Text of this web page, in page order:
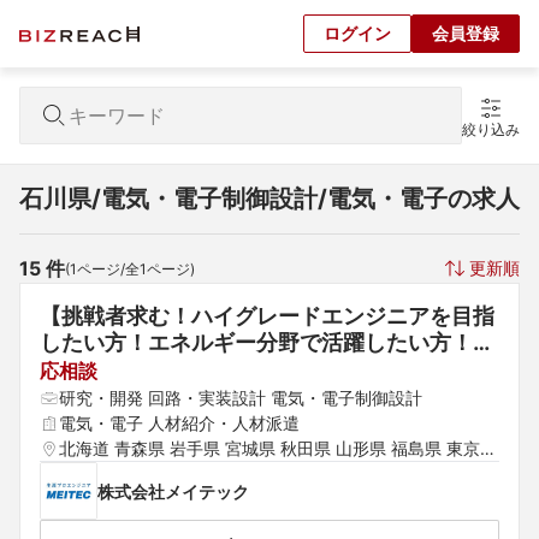
ログイン 会員登録
絞り込み
石川県/電気・電子制御設計/電気・電子の求人
15 件(1ページ/全1ページ) 更新順
【挑戦者求む！ハイグレードエンジニアを目指
したい方！エネルギー分野で活躍したい方！】
エネルギーに関わる装置の電気設計（大阪市）
応相談
研究・開発 回路・実装設計 電気・電子制御設計
電気・電子 人材紹介・人材派遣
北海道 青森県 岩手県 宮城県 秋田県 山形県 福島県 東京都
県 岐阜県 三重県 山梨県 新潟県 石川県 福井県 長野県 大
阪府 京都府 兵庫県 滋賀県 奈良県 和歌山県 鳥取県 島根県
株式会社メイテック